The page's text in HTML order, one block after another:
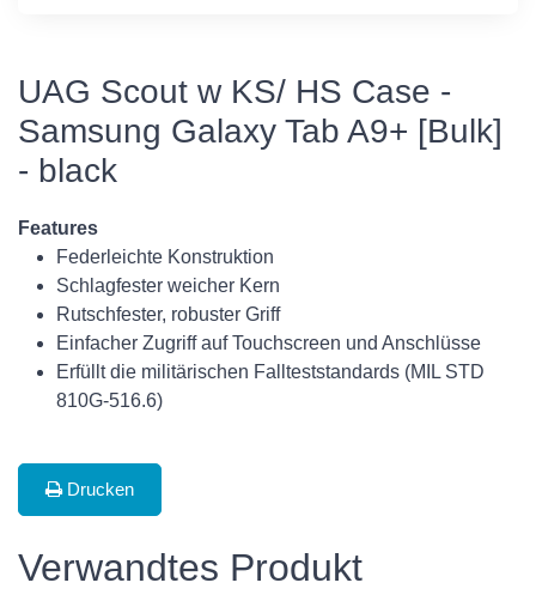
UAG Scout w KS/ HS Case -
Samsung Galaxy Tab A9+ [Bulk]
- black
Features
Federleichte Konstruktion
Schlagfester weicher Kern
Rutschfester, robuster Griff
Einfacher Zugriff auf Touchscreen und Anschlüsse
Erfüllt die militärischen Fallteststandards (MIL STD
810G-516.6)
Drucken
Verwandtes Produkt